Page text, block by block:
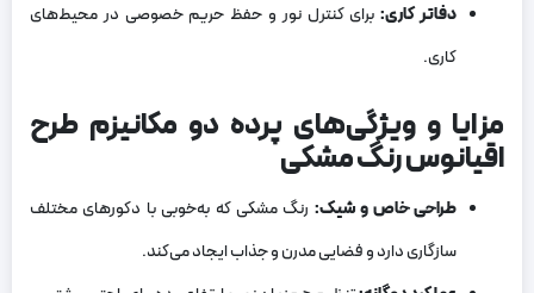
دفاتر کاری:برای کنترل نور و حفظ حریم خصوصی در محیط‌های
کاری.
مزایا و ویژگی‌های پرده دو مکانیزم طرح
اقیانوس رنگ مشکی
طراحی خاص و شیک: رنگ مشکی که به‌خوبی با دکورهای مختلف
سازگاری دارد و فضایی مدرن و جذاب ایجاد می‌کند.